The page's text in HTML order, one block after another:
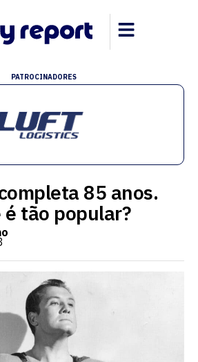
PATROCINADORES
85 anos.
é tão popular?